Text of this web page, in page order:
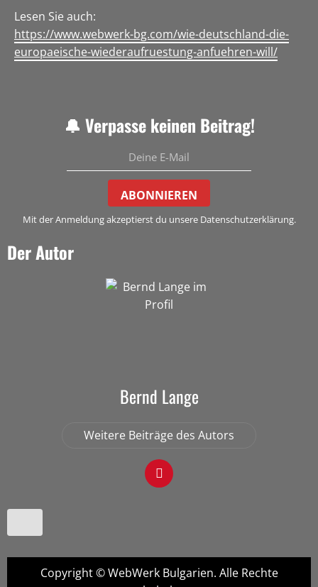
Lesen Sie auch:
https://www.webwerk-bg.com/wie-deutschland-die-
europaeische-wiederaufruestung-anfuehren-will/
🔔 Verpasse keinen Beitrag!
ABONNIEREN
Mit der Anmeldung akzeptierst du unsere Datenschutzerklärung.
Der Autor
Bernd Lange
Weitere Beiträge des Autors
Copyright © WebWerk Bulgarien. Alle Rechte